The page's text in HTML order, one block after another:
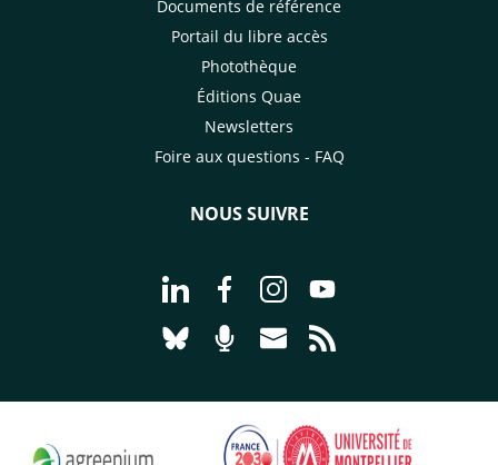
Documents de référence
Portail du libre accès
Photothèque
Éditions Quae
Newsletters
Foire aux questions - FAQ
NOUS SUIVRE
Aller à la page Nous suivre sur
Aller à la page Nous suivre sur
Aller à la page Nous
Aller à la page
Aller à la page Nous suivre sur
Aller à la page Nourrir le
Aller à la page Nous